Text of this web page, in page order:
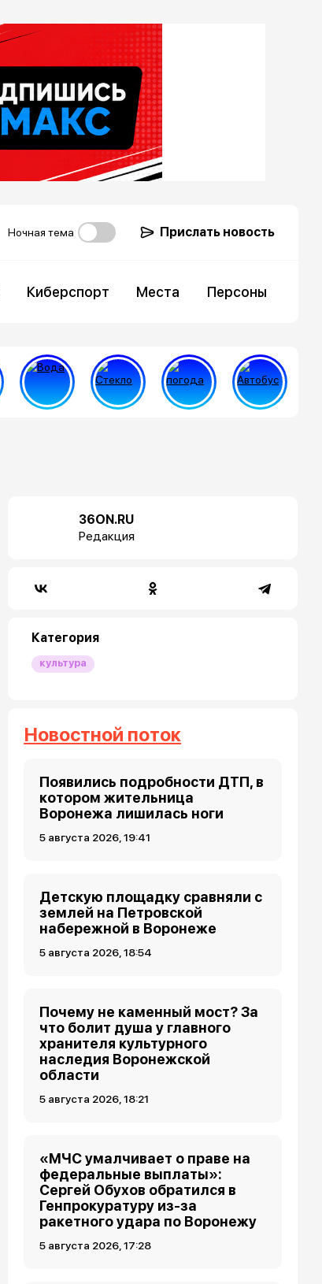
Ночная тема Прислать новость
Киберспорт Места Персоны
36ON.RU
Редакция
Категория
культура
Новостной поток
Появились подробности ДТП, в
котором жительница
Воронежа лишилась ноги
5 августа 2026, 19:41
Детскую площадку сравняли с
землей на Петровской
набережной в Воронеже
5 августа 2026, 18:54
Почему не каменный мост? За
что болит душа у главного
хранителя культурного
наследия Воронежской
области
5 августа 2026, 18:21
«МЧС умалчивает о праве на
федеральные выплаты»:
Сергей Обухов обратился в
Генпрокуратуру из-за
ракетного удара по Воронежу
5 августа 2026, 17:28